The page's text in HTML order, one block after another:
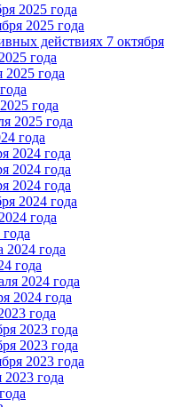
2025 года
2025 года
действиях 7 октября
года
года
года
2025 года
года
2024 года
2024 года
2024 года
2024 года
года
года
года
2024 года
2024 года
года
2023 года
2023 года
2023 года
года